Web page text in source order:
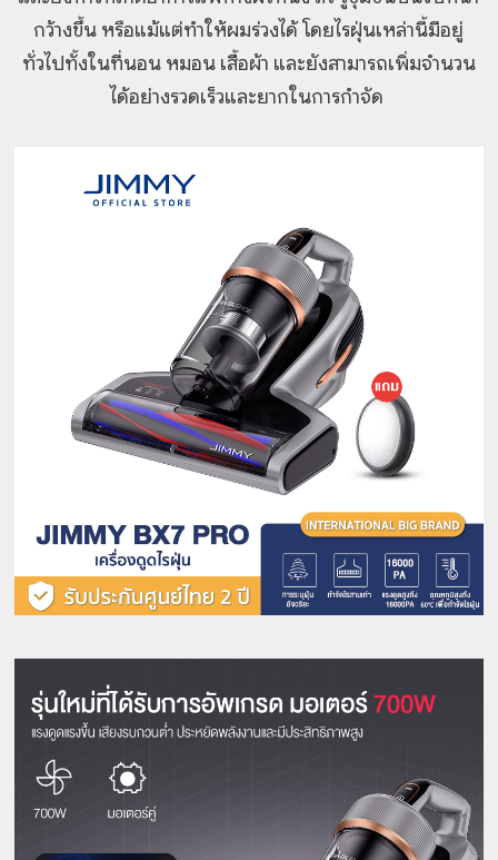
กว้างขึ้น หรือแม้แต่ทำให้ผมร่วงได้ โดยไรฝุ่นเหล่านี้มีอยู่
ทั่วไปทั้งในที่นอน หมอน เสื้อผ้า และยังสามารถเพิ่มจำนวน
ได้อย่างรวดเร็วและยากในการกำจัด